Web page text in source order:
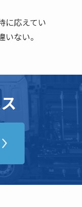
に応えてい
ない。